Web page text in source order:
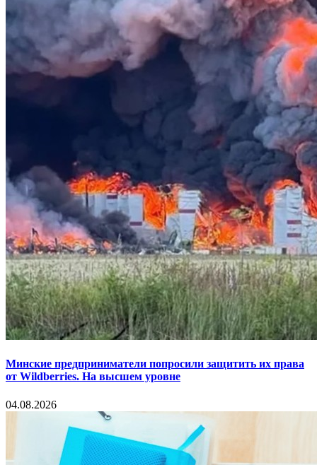
Минские предприниматели попросили защитить их права
от Wildberries. На высшем уровне
04.08.2026